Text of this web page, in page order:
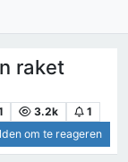
raket
3.2k
1
om te reageren